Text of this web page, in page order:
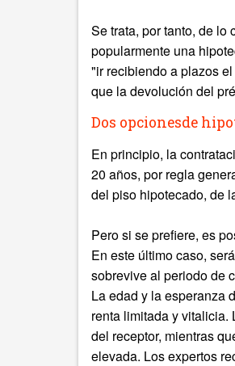
Se trata, por tanto, de lo
popularmente una
"ir recibiendo a plazos
que la devolución del
Dos opcionesde
En principio, la
20 años, por regla
del piso hipotecado, de
Pero si se prefiere, es
En este último caso,
sobrevive al periodo de
La edad y la esperanza
renta limitada y vitalicia.
del receptor, mientras
elevada. Los expertos